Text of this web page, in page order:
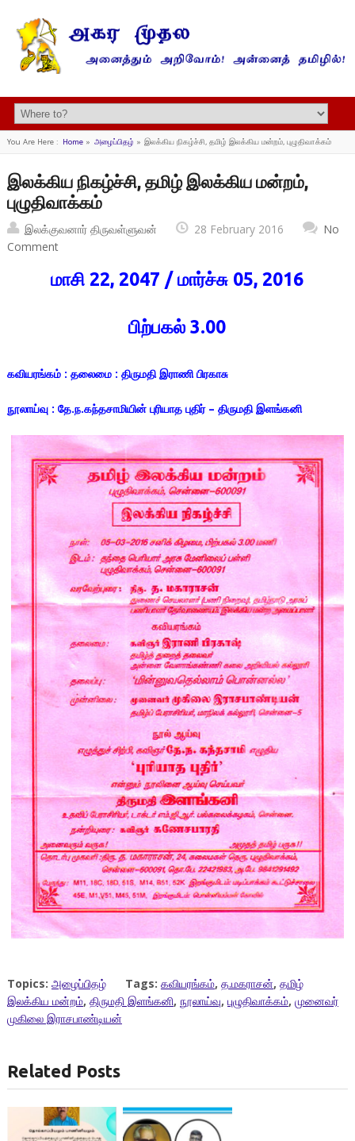
You Are Here : Home» அழைப்பிதழ் » இலக்கிய நிகழ்ச்சி, தமிழ் இலக்கிய மன்றம், புழுதிவாக்கம்
இலக்கிய நிகழ்ச்சி, தமிழ் இலக்கிய மன்றம்,
புழுதிவாக்கம்
இலக்குவனார் திருவள்ளுவன் 28 February 2016
No
Comment
மாசி 22, 2047 / மார்ச்சு 05, 2016
பிற்பகல் 3.00
கவியரங்கம் : தலைமை : திருமதி இராணி பிரகாசு
நூலாய்வு : தே.ந.கந்தசாமியின் புரியாத புதிர் – திருமதி இளங்கனி
Topics: அழைப்பிதழ் Tags: கவியரங்கம், த.மகராசன், தமிழ்
இலக்கிய மன்றம், திருமதி இளங்கனி, நூலாய்வு, புழுதிவாக்கம், முனைவர்
முகிலை இராசபாண்டியன்
Related Posts